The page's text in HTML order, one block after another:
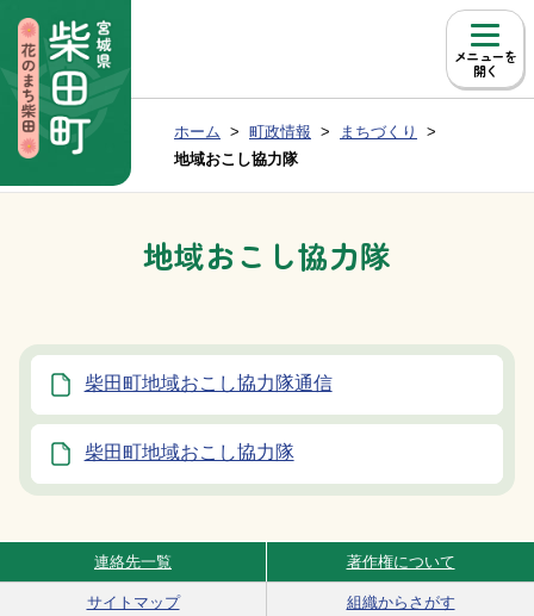
メニュー
Group NAV BreadCrumb
現在位置：
ホーム 町政情報
まちづくり
地域おこし協力隊
地域おこし協力隊
柴田町地域おこし協力隊通信
柴田町地域おこし協力隊
Site Navigation
連絡先一覧 著作権について
サイトマップ 組織からさがす